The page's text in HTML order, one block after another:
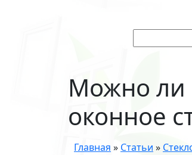
Можно ли
оконное
Главная » Статьи »